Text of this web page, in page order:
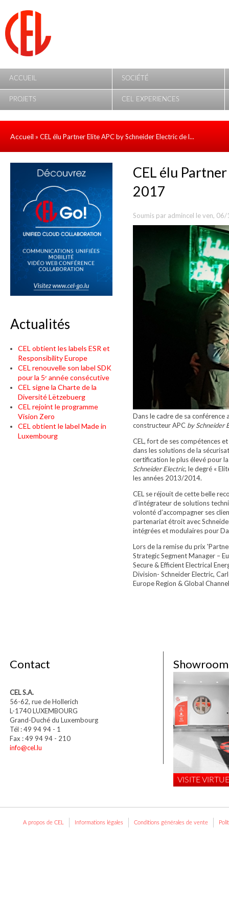
ACCUEIL SOCIÉTÉ
PROJETS CEL EXPERIENCES
Accueil » CEL élu Partner Elite APC by Schneider Electric de l...
CEL élu
2017
Soumis par admincel le ven,
Dans le cadre de sa
constructeur APC by Schneider
CEL, fort de ses compétences
dans les solutions de la
certification le plus élevé pour
Schneider Electric, le degré «
les années 2013/2014.
CEL se réjouit de cette belle
d’intégrateur de solutions
volonté d’accompagner ses
partenariat étroit avec
intégrées et modulaires pour
Lors de la remise du prix
Strategic Segment Manager –
Secure & Efficient Electrical
Division- Schneider Electric,
Europe Region & Global
Actualités
CEL obtient les labels ESR et
Responsibility Europe
CEL renouvelle son label SDK
pour la 5ᵉ année consécutive
CEL signe la Charte de la
Diversité Lëtzebuerg
CEL rejoint le programme
Vision Zero
CEL obtient le label Made in
Luxembourg
Contact
CEL S.A.
56-62, rue de Hollerich
L-1740 LUXEMBOURG
Grand-Duché du Luxembourg
Tél : 49 94 94 - 1
Fax : 49 94 94 - 210
info@cel.lu
Showroom
VISITE
A propos de CEL Informations légales Conditions générales de vente